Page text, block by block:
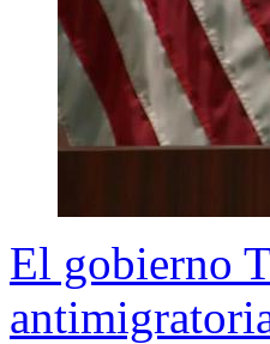
El gobierno